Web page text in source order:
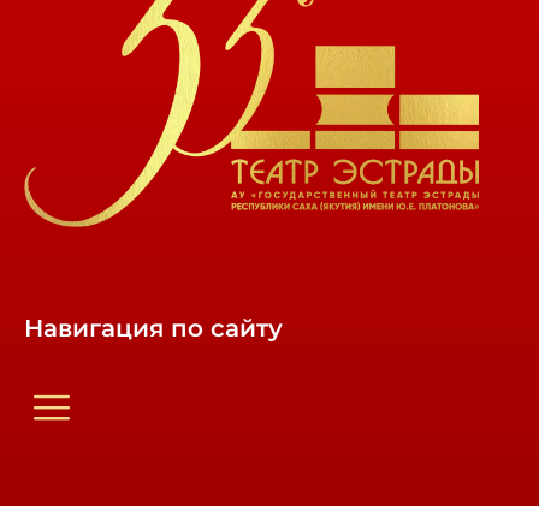
Навигация по сайту